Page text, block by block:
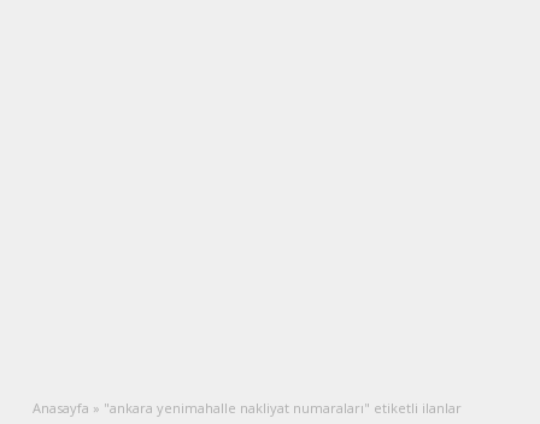
Anasayfa » "ankara yenimahalle nakliyat numaraları" etiketli ilanlar